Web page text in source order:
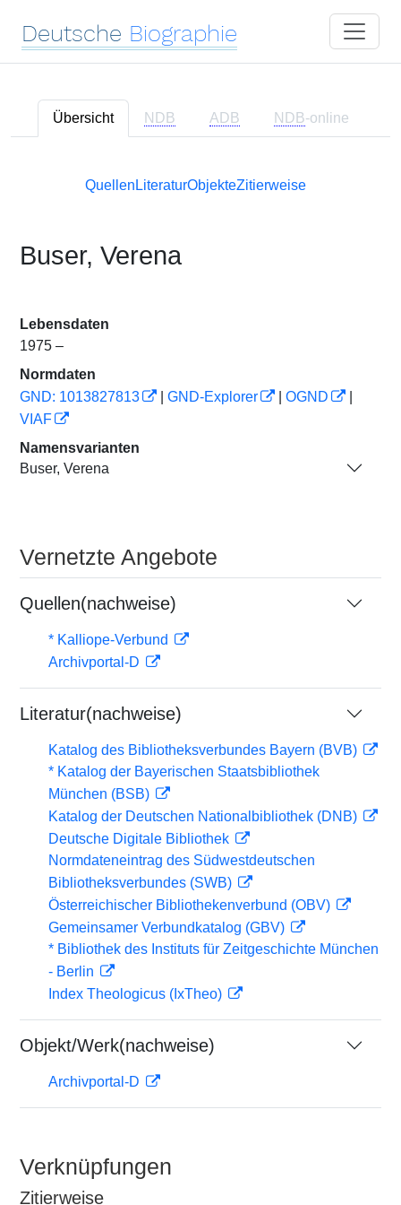
Deutsche Biographie
Übersicht NDB ADB NDB-online
Quellen LiteraturObjekteZitierweise
Buser, Verena
Lebensdaten
1975 –
Normdaten
GND: 1013827813
GND-Explorer OGND
VIAF
Namensvarianten
Buser, Verena
Vernetzte Angebote
Quellen(nachweise)
* Kalliope-Verbund
Archivportal-D
Literatur(nachweise)
Katalog des Bibliotheksverbundes Bayern (BVB)
* Katalog der Bayerischen Staatsbibliothek
München (BSB)
Katalog der Deutschen Nationalbibliothek (DNB)
Deutsche Digitale Bibliothek
Normdateneintrag des Südwestdeutschen
Bibliotheksverbundes (SWB)
Österreichischer Bibliothekenverbund (OBV)
Gemeinsamer Verbundkatalog (GBV)
* Bibliothek des Instituts für Zeitgeschichte München
- Berlin
Index Theologicus (IxTheo)
Objekt/Werk(nachweise)
Archivportal-D
Verknüpfungen
Zitierweise